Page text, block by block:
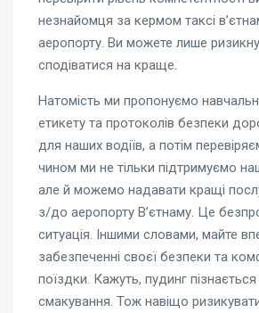
незнайомця за кермом таксі
аеропорту. Ви можете лише
сподіватися на краще.
Натомість ми пропонуємо
етикету та протоколів безпеки
для наших водіїв, а потім
чином ми не тільки підтримуємо
але й можемо надавати кращі
з/до аеропорту В’єтнаму. Це
ситуація. Іншими словами, майте
забезпеченні своєї безпеки та
поїздки. Кажуть, пудинг пізнається
смакування. Тож навіщо